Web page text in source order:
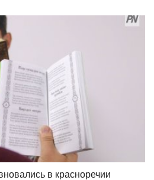
в красноречии